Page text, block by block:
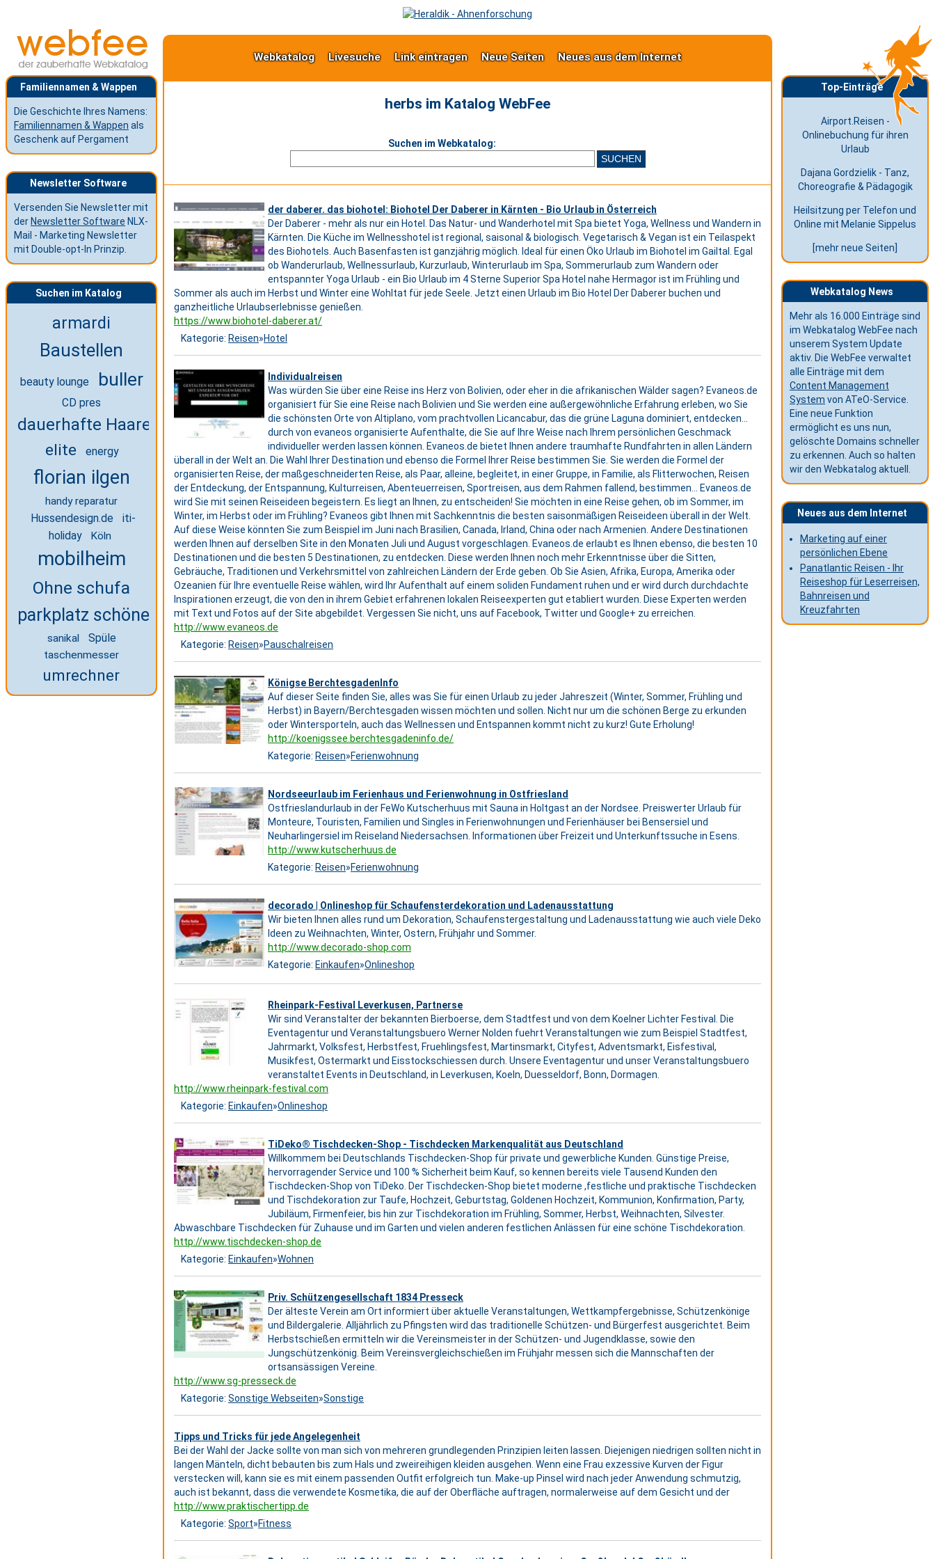
Familiennamen & Wappen
Die Geschichte Ihres Namens:
Familiennamen & Wappen als
Geschenk auf Pergament
Newsletter Software
Versenden Sie Newsletter mit
der Newsletter Software NLX-
Mail - Marketing Newsletter
mit Double-opt-In Prinzip.
Suchen im Katalog
armardi
Baustellen
beauty lounge buller
CD pres
dauerhafte Haarentfernung
elite energy
florian ilgen
handy reparatur
Hussendesign.de
iti-
holiday
Köln
mobilheim
Ohne schufa
parkplatz schönefeld
sanikal Spüle
taschenmesser
umrechner
Webkatalog Livesuche Link eintragen Neue Seiten Neues aus dem Internet
herbs im Katalog WebFee
Suchen im Webkatalog:
der daberer. das biohotel: Biohotel Der Daberer in Kärnten - Bio Urlaub in Österreich
Der Daberer - mehr als nur ein Hotel. Das Natur- und Wanderhotel mit Spa bietet Yoga, Wellness und Wandern in
Kärnten. Die Küche im Wellnesshotel ist regional, saisonal & biologisch. Vegetarisch & Vegan ist ein Teilaspekt
des Biohotels. Auch Basenfasten ist ganzjährig möglich. Ideal für einen Öko Urlaub im Biohotel im Gailtal. Egal
ob Wanderurlaub, Wellnessurlaub, Kurzurlaub, Winterurlaub im Spa, Sommerurlaub zum Wandern oder
entspannter Yoga Urlaub - ein Bio Urlaub im 4 Sterne Superior Spa Hotel nahe Hermagor ist im Frühling und
Sommer als auch im Herbst und Winter eine Wohltat für jede Seele. Jetzt einen Urlaub im Bio Hotel Der Daberer buchen und
ganzheitliche Urlaubserlebnisse genießen.
https://www.biohotel-daberer.at/
Kategorie: Reisen»Hotel
Individualreisen
Was würden Sie über eine Reise ins Herz von Bolivien, oder eher in die afrikanischen Wälder sagen? Evaneos.de
organisiert für Sie eine Reise nach Bolivien und Sie werden eine außergewöhnliche Erfahrung erleben, wo Sie
die schönsten Orte von Altiplano, vom prachtvollen Licancabur, das die grüne Laguna dominiert, entdecken…
durch von evaneos organisierte Aufenthalte, die Sie auf Ihre Weise nach Ihrem persönlichen Geschmack
individueller werden lassen können. Evaneos.de bietet Ihnen andere traumhafte Rundfahrten in allen Ländern
überall in der Welt an. Die Wahl Ihrer Destination und ebenso die Formel Ihrer Reise bestimmen Sie. Sie werden die Formel der
organisierten Reise, der maßgeschneiderten Reise, als Paar, alleine, begleitet, in einer Gruppe, in Familie, als Flitterwochen, Reisen
der Entdeckung, der Entspannung, Kulturreisen, Abenteuerreisen, Sportreisen, aus dem Rahmen fallend, bestimmen… Evaneos.de
wird Sie mit seinen Reiseideen begeistern. Es liegt an Ihnen, zu entscheiden! Sie möchten in eine Reise gehen, ob im Sommer, im
Winter, im Herbst oder im Frühling? Evaneos gibt Ihnen mit Sachkenntnis die besten saisonmäßigen Reiseideen überall in der Welt.
Auf diese Weise könnten Sie zum Beispiel im Juni nach Brasilien, Canada, Irland, China oder nach Armenien. Andere Destinationen
werden Ihnen auf derselben Site in den Monaten Juli und August vorgeschlagen. Evaneos.de erlaubt es Ihnen ebenso, die besten 10
Destinationen und die besten 5 Destinationen, zu entdecken. Diese werden Ihnen noch mehr Erkenntnisse über die Sitten,
Gebräuche, Traditionen und Verkehrsmittel von zahlreichen Ländern der Erde geben. Ob Sie Asien, Afrika, Europa, Amerika oder
Ozeanien für Ihre eventuelle Reise wählen, wird Ihr Aufenthalt auf einem soliden Fundament ruhen und er wird durch durchdachte
Inspirationen erzeugt, die von den in ihrem Gebiet erfahrenen lokalen Reiseexperten gut etabliert wurden. Diese Experten werden
mit Text und Fotos auf der Site abgebildet. Vergessen Sie nicht, uns auf Facebook, Twitter und Google+ zu erreichen.
http://www.evaneos.de
Kategorie: Reisen»Pauschalreisen
Königse BerchtesgadenInfo
Auf dieser Seite finden Sie, alles was Sie für einen Urlaub zu jeder Jahreszeit (Winter, Sommer, Frühling und
Herbst) in Bayern/Berchtesgaden wissen möchten und sollen. Nicht nur um die schönen Berge zu erkunden
oder Wintersporteln, auch das Wellnessen und Entspannen kommt nicht zu kurz! Gute Erholung!
http://koenigssee.berchtesgadeninfo.de/
Kategorie: Reisen»Ferienwohnung
Nordseeurlaub im Ferienhaus und Ferienwohnung in Ostfriesland
Ostfrieslandurlaub in der FeWo Kutscherhuus mit Sauna in Holtgast an der Nordsee. Preiswerter Urlaub für
Monteure, Touristen, Familien und Singles in Ferienwohnungen und Ferienhäuser bei Bensersiel und
Neuharlingersiel im Reiseland Niedersachsen. Informationen über Freizeit und Unterkunftssuche in Esens.
http://www.kutscherhuus.de
Kategorie: Reisen»Ferienwohnung
decorado | Onlineshop für Schaufensterdekoration und Ladenausstattung
Wir bieten Ihnen alles rund um Dekoration, Schaufenstergestaltung und Ladenausstattung wie auch viele Deko
Ideen zu Weihnachten, Winter, Ostern, Frühjahr und Sommer.
http://www.decorado-shop.com
Kategorie: Einkaufen»Onlineshop
Rheinpark-Festival Leverkusen, Partnerse
Wir sind Veranstalter der bekannten Bierboerse, dem Stadtfest und von dem Koelner Lichter Festival. Die
Eventagentur und Veranstaltungsbuero Werner Nolden fuehrt Veranstaltungen wie zum Beispiel Stadtfest,
Jahrmarkt, Volksfest, Herbstfest, Fruehlingsfest, Martinsmarkt, Cityfest, Adventsmarkt, Eisfestival,
Musikfest, Ostermarkt und Eisstockschiessen durch. Unsere Eventagentur und unser Veranstaltungsbuero
veranstaltet Events in Deutschland, in Leverkusen, Koeln, Duesseldorf, Bonn, Dormagen.
http://www.rheinpark-festival.com
Kategorie: Einkaufen»Onlineshop
TiDeko® Tischdecken-Shop - Tischdecken Markenqualität aus Deutschland
Willkommem bei Deutschlands Tischdecken-Shop für private und gewerbliche Kunden. Günstige Preise,
hervorragender Service und 100 % Sicherheit beim Kauf, so kennen bereits viele Tausend Kunden den
Tischdecken-Shop von TiDeko. Der Tischdecken-Shop bietet moderne ,festliche und praktische Tischdecken
und Tischdekoration zur Taufe, Hochzeit, Geburtstag, Goldenen Hochzeit, Kommunion, Konfirmation, Party,
Jubiläum, Firmenfeier, bis hin zur Tischdekoration im Frühling, Sommer, Herbst, Weihnachten, Silvester.
Abwaschbare Tischdecken für Zuhause und im Garten und vielen anderen festlichen Anlässen für eine schöne Tischdekoration.
http://www.tischdecken-shop.de
Kategorie: Einkaufen»Wohnen
Priv. Schützengesellschaft 1834 Presseck
Der älteste Verein am Ort informiert über aktuelle Veranstaltungen, Wettkampfergebnisse, Schützenkönige
und Bildergalerie. Alljährlich zu Pfingsten wird das traditionelle Schützen- und Bürgerfest ausgerichtet. Beim
Herbstschießen ermitteln wir die Vereinsmeister in der Schützen- und Jugendklasse, sowie den
Jungschützenkönig. Beim Vereinsvergleichschießen im Frühjahr messen sich die Mannschaften der
ortsansässigen Vereine.
http://www.sg-presseck.de
Kategorie: Sonstige Webseiten»Sonstige
Tipps und Tricks für jede Angelegenheit
Bei der Wahl der Jacke sollte von man sich von mehreren grundlegenden Prinzipien leiten lassen. Diejenigen niedrigen sollten nicht in
langen Mänteln, dicht bebauten bis zum Hals und zweireihigen kleiden ausgehen. Wenn eine Frau exzessive Kurven der Figur
verstecken will, kann sie es mit einem passenden Outfit erfolgreich tun. Make-up Pinsel wird nach jeder Anwendung schmutzig,
auch ist bekannt, dass die verwendete Kosmetika, die auf der Oberfläche auftragen, normalerweise auf dem Gesicht und der
http://www.praktischertipp.de
Kategorie: Sport»Fitness
Top-Einträge
Airport.Reisen -
Onlinebuchung für ihren
Urlaub
Dajana Gordzielik - Tanz,
Choreografie & Pädagogik
Heilsitzung per Telefon und
Online mit Melanie Sippelus
[mehr neue Seiten]
Webkatalog News
Mehr als 16.000 Einträge sind
im Webkatalog WebFee nach
unserem System Update
aktiv. Die WebFee verwaltet
alle Einträge mit dem
Content Management
System von ATeO-Service.
Eine neue Funktion
ermöglicht es uns nun,
gelöschte Domains schneller
zu erkennen. Auch so halten
wir den Webkatalog aktuell.
Neues aus dem Internet
Marketing auf einer
persönlichen Ebene
Panatlantic Reisen - Ihr
Reiseshop für Leserreisen,
Bahnreisen und
Kreuzfahrten